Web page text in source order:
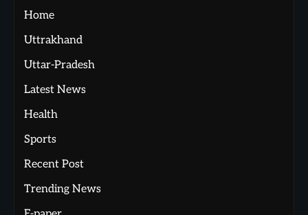
Home
Uttrakhand
Uttar-Pradesh
Latest News
Health
Sports
Recent Post
Trending News